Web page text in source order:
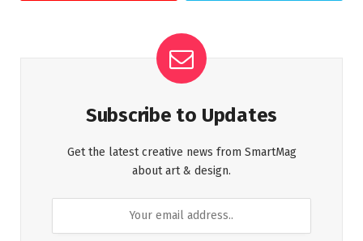
Subscribe to Updates
Get the latest creative news from SmartMag
about art & design.